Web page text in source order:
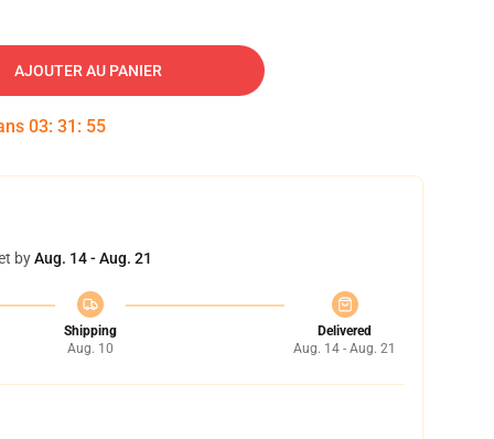
AJOUTER AU PANIER
03: 31 : 54
byAug. 14 - Aug. 21
Shipping
Aug. 10
Delivered
Aug. 14 - Aug. 21